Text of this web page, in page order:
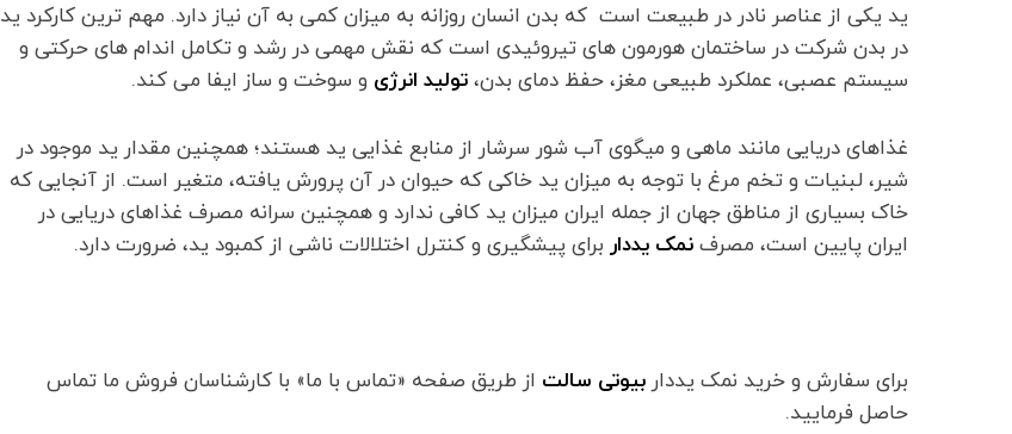
ید یکی از عناصر نادر در طبیعت است که بدن انسان روزانه به میزان کمی به آن نیاز دارد. مهم ترین کارکرد ید
در بدن شرکت در ساختمان هورمون های تیروئیدی است که نقش مهمی در رشد و تکامل اندام های حرکتی و
سیستم عصبی، عملکرد طبیعی مغز، حفظ دمای بدن، تولید انرژی و سوخت و ساز ایفا می کند.
غذاهای دریایی مانند ماهی و میگوی آب شور سرشار از منابع غذایی ید هستند؛ همچنین مقدار ید موجود در
شیر، لبنیات و تخم مرغ با توجه به میزان ید خاکی که حیوان در آن پرورش یافته، متغیر است. از آنجایی که
خاک بسیاری از مناطق جهان از جمله ایران میزان ید کافی ندارد و همچنین سرانه مصرف غذاهای دریایی در
ایران پایین است، مصرف نمک یددار برای پیشگیری و کنترل اختلالات ناشی از کمبود ید، ضرورت دارد.
برای سفارش و خرید نمک یددار بیوتی سالت از طریق صفحه «تماس با ما» با کارشناسان فروش ما تماس
حاصل فرمایید.